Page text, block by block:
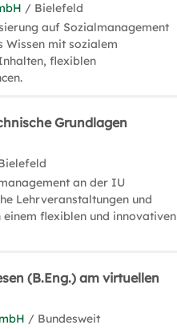
/ Bielefeld
auf Sozialmanagement
Wissen mit sozialem
flexiblen
Grundlagen
an der IU
Lehrveranstaltungen und
einem flexiblen und innovativen
(B.Eng.) am virtuellen
/ Bundesweit